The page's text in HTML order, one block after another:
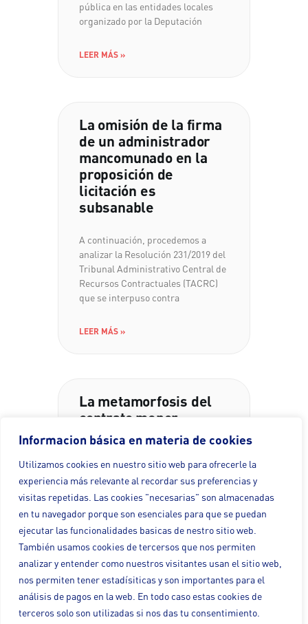
Informacion básica en materia de cookies
Utilizamos cookies en nuestro sitio web para ofrecerle la
experiencia más relevante al recordar sus preferencias y
visitas repetidas. Las cookies "necesarias" son almacenadas
en tu navegador porque son esenciales para que se puedan
ejecutar las funcionalidades basicas de nestro sitio web.
También usamos cookies de tercersos que nos permiten
analizar y entender como nuestros visitantes usan el sitio web,
nos permiten tener estadísiticas y son importantes para el
análisis de pagos en la web. En todo caso estas cookies de
terceros solo son utilizadas si nos das tu consentimiento.
pública en las entidades locales
organizado por la Deputación
LEER MÁS »
La omisión de la firma
de un administrador
mancomunado en la
proposición de
licitación es
subsanable
A continuación, procedemos a
analizar la Resolución 231/2019 del
Tribunal Administrativo Central de
Recursos Contractuales (TACRC)
que se interpuso contra
LEER MÁS »
La metamorfosis del
contrato menor
ya sobre el contrato menor parece
que no han llegado a su
LEER MÁS »
El correo electrónico
como medio
alternativo válido al fax